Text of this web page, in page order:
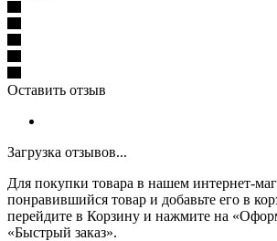
Оставить отзыв
Загрузка отзывов...
Для покупки товара в нашем интернет-
понравившийся товар и добавьте его в
перейдите в Корзину и нажмите на
«Быстрый заказ».